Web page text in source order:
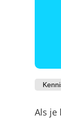
Als je